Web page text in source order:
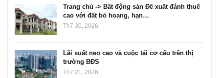
Trang chủ -> Bất động sản Đề xuất đánh thuế
cao với đất bỏ hoang, hạn…
Th7 30, 2026
Lãi suất neo cao và cuộc tái cơ cấu trên thị
trường BĐS
Th7 21, 2026